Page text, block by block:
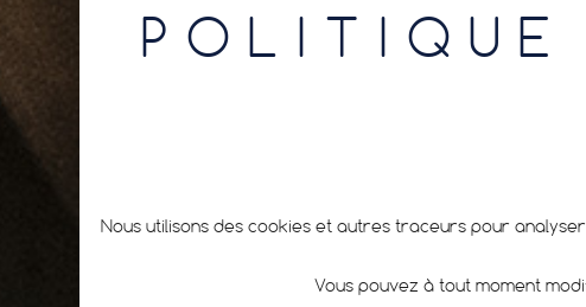
Nous utilisons des cookies et autres traceurs pour
Vous pouvez à tout moment